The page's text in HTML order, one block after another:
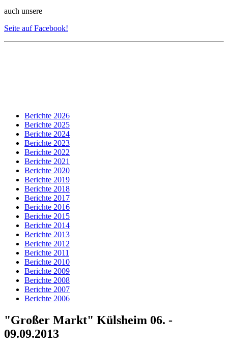
auch unsere
Seite auf Facebook!
Berichte 2026
Berichte 2025
Berichte 2024
Berichte 2023
Berichte 2022
Berichte 2021
Berichte 2020
Berichte 2019
Berichte 2018
Berichte 2017
Berichte 2016
Berichte 2015
Berichte 2014
Berichte 2013
Berichte 2012
Berichte 2011
Berichte 2010
Berichte 2009
Berichte 2008
Berichte 2007
Berichte 2006
"Großer Markt" Külsheim 06. -
09.09.2013